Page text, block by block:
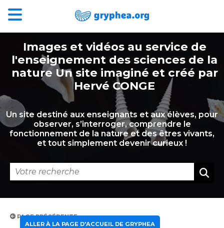
Images et vidéos au service de
l'enseignement des sciences de la
nature Un site imaginé et créé par
Hervé CONGE
Un site destiné aux enseignants et aux élèves, pour
observer, s’interroger, comprendre le
fonctionnement de la nature et des êtres vivants,
et tout simplement devenir curieux !
PAGE PRÉCÉDENTE
ALLER À LA PAGE D'ACCUEIL DE GRYPHEA